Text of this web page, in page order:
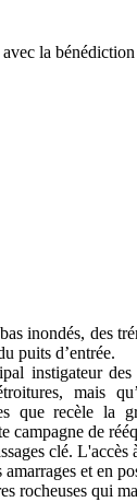
la
inondés, des
puits d’entrée.
instigateur
mais
que recèle la
campagne de
clé. L'accès
et en
rocheuses qui